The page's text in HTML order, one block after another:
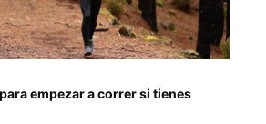
empezar a correr si tienes